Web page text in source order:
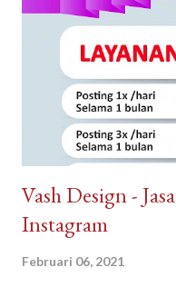
Sindangpanon, rumah
Arguna Jaya Properti Jl.
Banjaran, Bandung, Jawa
Vash Design -
Instagram
Februari 06, 2021